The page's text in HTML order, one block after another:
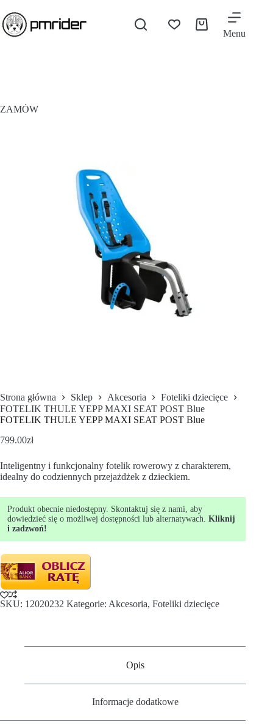
Menu
ZAMÓW
Strona główna Sklep Akcesoria
Foteliki dziecięce
FOTELIK THULE YEPP MAXI SEAT POST Blue
FOTELIK THULE YEPP MAXI SEAT POST Blue
799.00zł
Inteligentny i funkcjonalny fotelik rowerowy z charakterem,
idealny do codziennych przejażdżek z dzieckiem.
Produkt obecnie niedostępny. Skontaktuj się z nami, aby
dowiedzieć się o możliwej dostępności lub alternatywach. Kliknij
i zadzwoń!
SKU: 12020232 Kategorie: Akcesoria, Foteliki dziecięce
Opis
Informacje dodatkowe